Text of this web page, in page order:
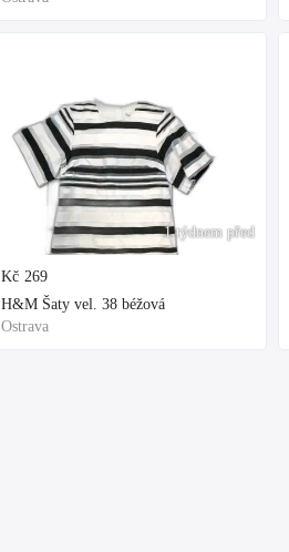
1 týdnem před
Kč 269
H&M Šaty vel. 38 béžová
Ostrava